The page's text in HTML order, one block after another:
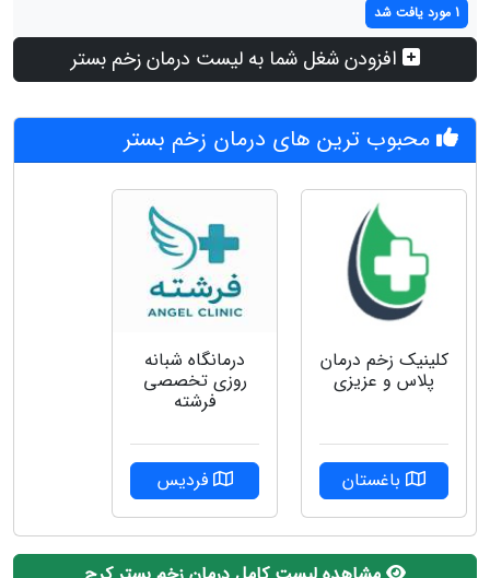
1 مورد یافت شد
افزودن شغل شما به لیست درمان زخم بستر
محبوب ترین های درمان زخم بستر
کلینیک زخم درمان
پلاس و عزیزی
باغستان
درمانگاه شبانه
روزی تخصصی
فرشته
فردیس